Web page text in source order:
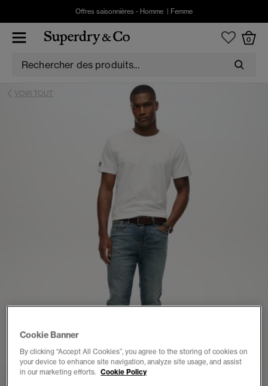
Offres saisonnières - Homme Femme
0
VOIR TOUT
1 2 3 4 5 6 7
Cookie Banner
By clicking “Accept All Cookies”, you agree to the storing of cookies on
your device to enhance site navigation, analyze site usage, and assist
in our marketing efforts. Cookie Policy